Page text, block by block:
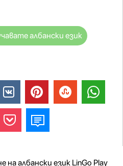
албански език
на албански език LinGo Play